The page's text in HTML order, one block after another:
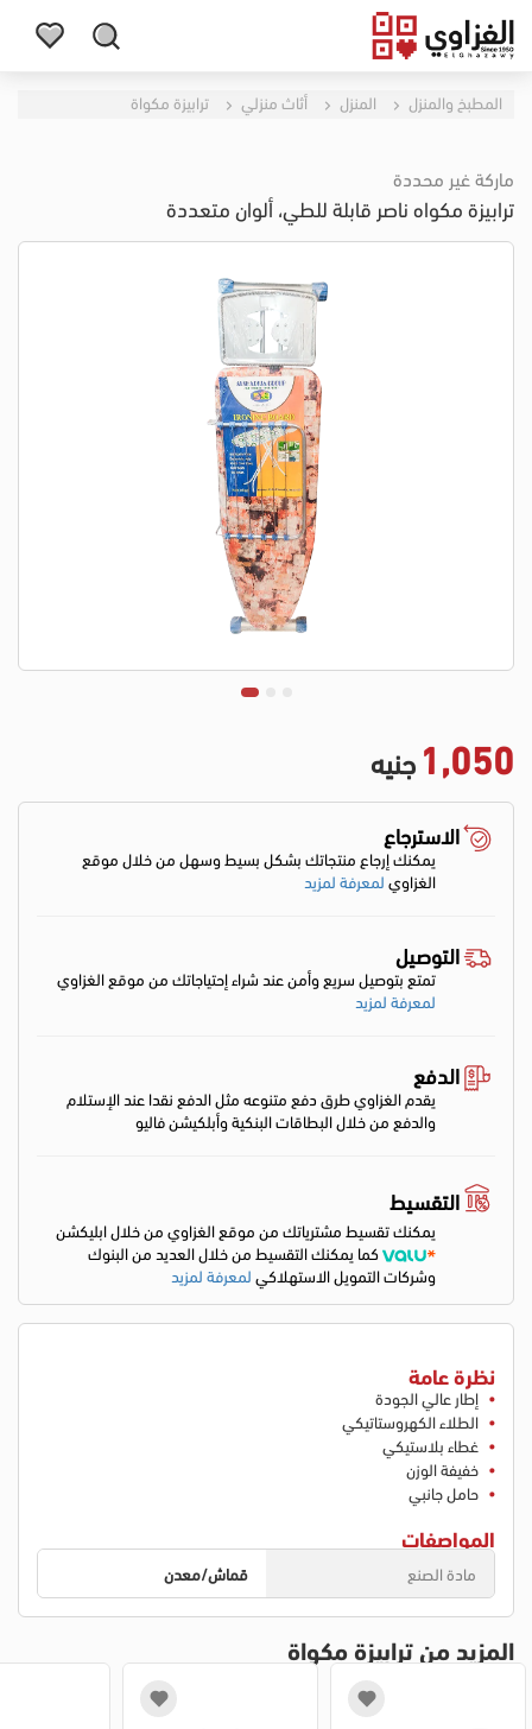
المطبخ والمنزل المنزل أثاث منزلي ترابيزة مكواة
ماركة غير محددة
ترابيزة مكواه ناصر قابلة للطي، ألوان متعددة
1,050 جنيه
الاسترجاع
يمكنك إرجاع منتجاتك بشكل بسيط وسهل من خلال موقع
الغزاويلمعرفة لمزيد
التوصيل
تمتع بتوصيل سريع وأمن عند شراء إحتياجاتك من موقع الغزاوي
لمعرفة لمزيد
الدفع
يقدم الغزاوي طرق دفع متنوعه مثل الدفع نقدا عند الإستلام
والدفع من خلال البطاقات البنكية وأبلكيشن فاليو
التقسيط
يمكنك تقسيط مشترياتك من موقع الغزاوي من خلال ابليكشن
كما يمكنك التقسيط من خلال العديد من البنوك
وشركات التمويل الاستهلاكيلمعرفة لمزيد
نظرة عامة
إطار عالي الجودة
الطلاء الكهروستاتيكي
غطاء بلاستيكي
خفيفة الوزن
حامل جانبي
المواصفات
مادة الصنع قماش/معدن
المزيد من ترابيزة مكواة